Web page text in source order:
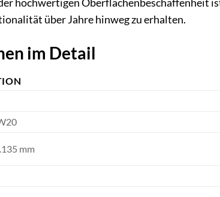
über Jahre hinweg zu erhalten.
im Detail
mm